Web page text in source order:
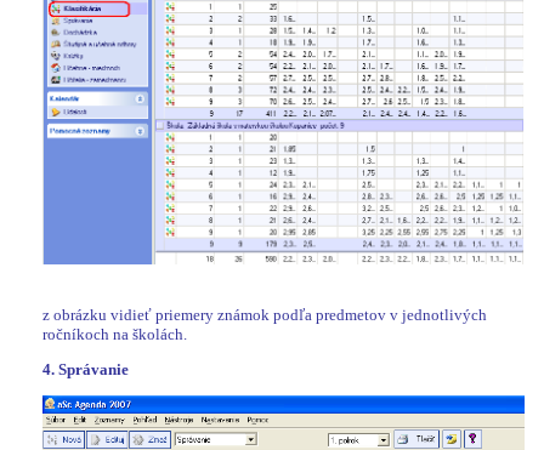
z obrázku vidieť priemery známok podľa predmetov v jednotlivých
ročníkoch na školách.
4. Správanie